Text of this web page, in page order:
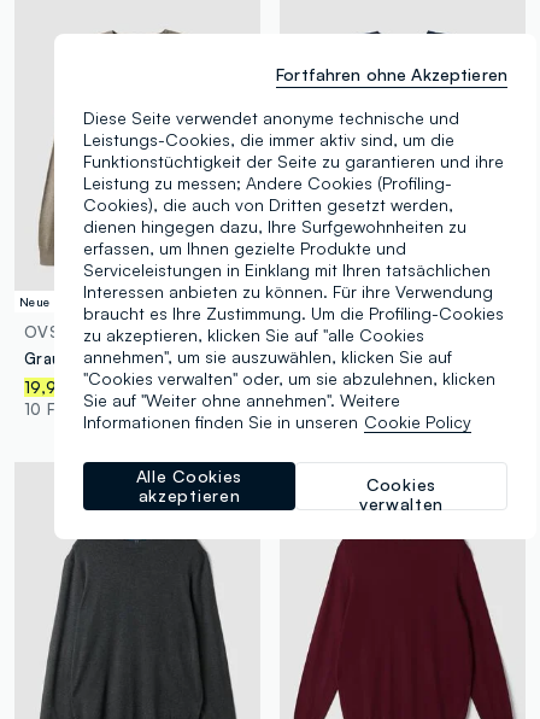
Neue Kollektion
OVS
Grauer Rundhalspullover aus Viskosemix, Regular Fit
19,95 €
10 Farben
Neue Kollektion
OVS
19,95 €
10 Farben
Diese Seite verwendet anonyme technische und
Leistungs-Cookies, die immer aktiv sind, um die
Funktionstüchtigkeit der Seite zu garantieren und ihre
Leistung zu messen; Andere Cookies (Profiling-
Cookies), die auch von Dritten gesetzt werden,
dienen hingegen dazu, Ihre Surfgewohnheiten zu
erfassen, um Ihnen gezielte Produkte und
Serviceleistungen in Einklang mit Ihren tatsächlichen
Interessen anbieten zu können. Für ihre Verwendung
braucht es Ihre Zustimmung. Um die Profiling-Cookies
zu akzeptieren, klicken Sie auf "alle Cookies
annehmen", um sie auszuwählen, klicken Sie auf
"Cookies verwalten" oder, um sie abzulehnen, klicken
Sie auf "Weiter ohne annehmen". Weitere
Informationen finden Sie in unseren Cookie Policy
Cookies
verwalten
Alle Cookies
akzeptieren
Fortfahren ohne Akzeptieren